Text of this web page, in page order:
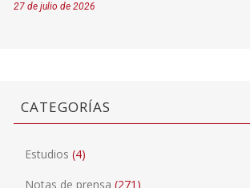
27 de julio de 2026
CATEGORÍAS
Estudios (4)
Notas de prensa (271)